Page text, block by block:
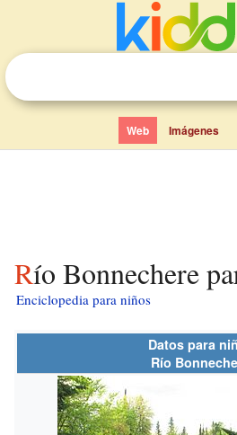
Web Imágenes
Río Bonnechere
Enciclopedia para niños
Datos para
Río